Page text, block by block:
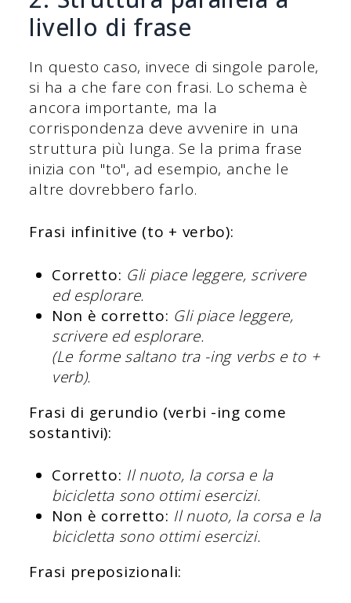
livello di frase
In questo caso, invece di singole parole,
si ha a che fare con frasi. Lo schema è
ancora importante, ma la
corrispondenza deve avvenire in una
struttura più lunga. Se la prima frase
inizia con "to", ad esempio, anche le
altre dovrebbero farlo.
Frasi infinitive (to + verbo):
Corretto: Gli piace leggere, scrivere
ed esplorare.
Non è corretto: Gli piace leggere,
scrivere ed esplorare.
(Le forme saltano tra -ing verbs e to +
verb).
Frasi di gerundio (verbi -ing come
sostantivi):
Corretto: Il nuoto, la corsa e la
bicicletta sono ottimi esercizi.
Non è corretto: Il nuoto, la corsa e la
bicicletta sono ottimi esercizi.
Frasi preposizionali: